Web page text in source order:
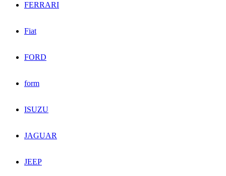
FERRARI
Fiat
FORD
form
ISUZU
JAGUAR
JEEP